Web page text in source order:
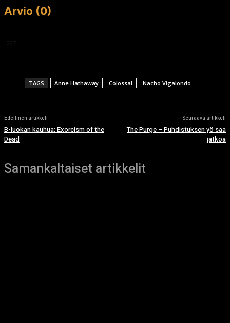
Arvio (0)
TAGS Anne Hathaway Colossal Nacho Vigalondo
Edellinen artikkeli
B-luokan kauhua: Exorcism of the
Dead
Seuraava artikkeli
The Purge – Puhdistuksen yö saa
jatkoa
Samankaltaiset artikkelit